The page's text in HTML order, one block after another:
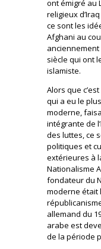
ont émigré au
religieux
ce sont les
Afghani au
anciennement
siècle qui ont
islamiste.
Alors que
qui a eu le
moderne,
intégrante de
des luttes, ce
politiques et
extérieures à
Nationalisme
fondateur du
moderne était
allemand du
arabe est
de la période